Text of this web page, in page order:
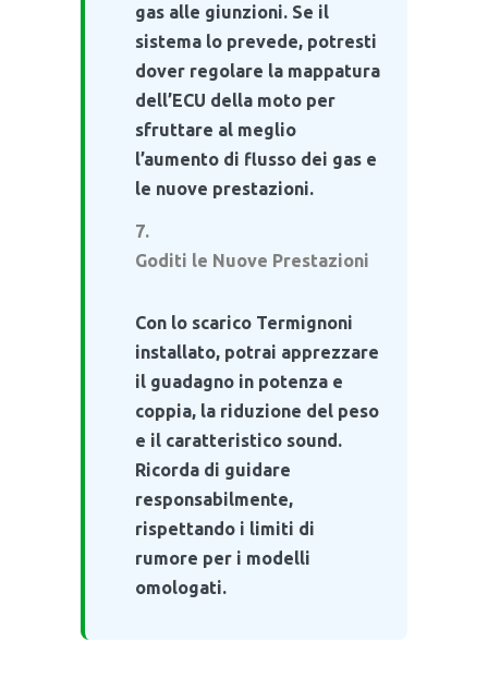
gas alle giunzioni. Se il
sistema lo prevede, potresti
dover regolare la mappatura
dell’ECU della moto per
sfruttare al meglio
l’aumento di flusso dei gas e
le nuove prestazioni.
Goditi le Nuove Prestazioni
Con lo scarico Termignoni
installato, potrai apprezzare
il guadagno in potenza e
coppia, la riduzione del peso
e il caratteristico sound.
Ricorda di guidare
responsabilmente,
rispettando i limiti di
rumore per i modelli
omologati.